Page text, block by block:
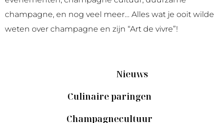
champagne, en nog veel meer… Alles wat je ooit wilde
weten over champagne en zijn “Art de vivre”!
Nieuws
Culinaire paringen
Champagnecultuur